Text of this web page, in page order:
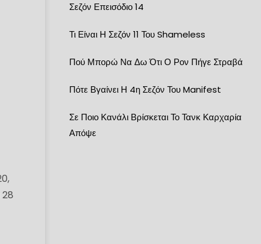
28
Σεζόν Επεισόδιο 14
Τι Είναι Η Σεζόν 11 Του Shameless
Πού Μπορώ Να Δω Ότι Ο Ρον Πήγε Στραβά
Πότε Βγαίνει Η 4η Σεζόν Του Manifest
Σε Ποιο Κανάλι Βρίσκεται Το Τανκ Καρχαρία
Απόψε